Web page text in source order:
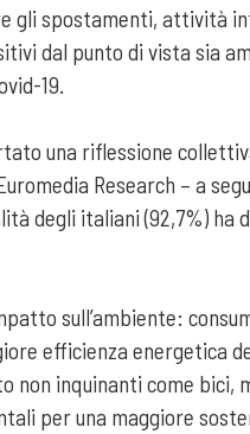
gli spostamenti, attività
dal punto di vista sia
19.
una riflessione
Research – a
degli italiani (92,7%)
sull’ambiente:
efficienza energetica
inquinanti come bici,
per una maggiore